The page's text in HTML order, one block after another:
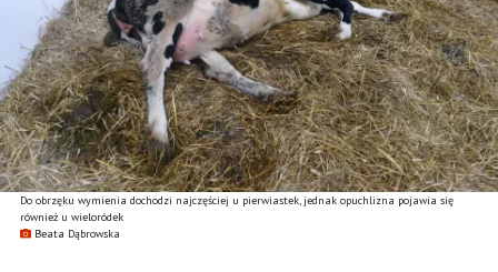
Do obrzęku wymienia dochodzi najczęściej u pierwiastek, jednak opuchlizna pojawia się
również u wieloródek
Beata Dąbrowska